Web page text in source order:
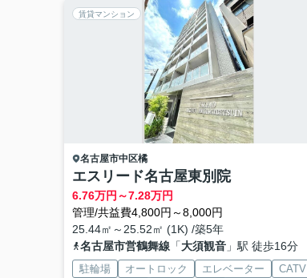
賃貸マンション
名古屋市中区橘
エスリード名古屋東別院
6.76万円～7.28万円
管理/共益費4,800円～8,000円
25.44㎡～25.52㎡ (1K) /築5年
名古屋市営鶴舞線「大須観音」駅 徒歩16分
駐輪場 オートロック エレベーター
CATV